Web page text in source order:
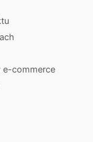
e-commerce